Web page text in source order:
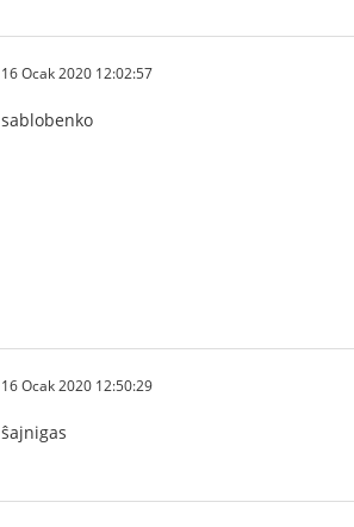
16 Ocak 2020 12:02:57
sablobenko
16 Ocak 2020 12:50:29
ŝajnigas